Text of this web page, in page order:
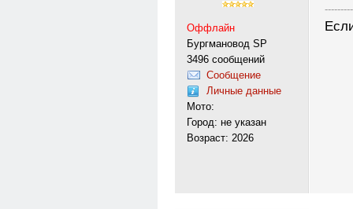
Оффлайн
Бургмановод SP
3496 сообщений
Сообщение
Личные данные
Мото:
Город: не указан
Возраст: 2026